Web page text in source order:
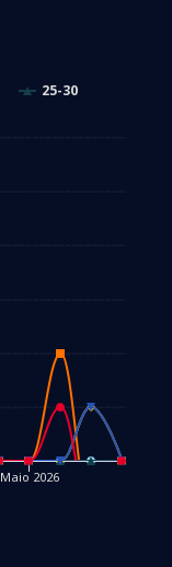
25-30
Maio 2026